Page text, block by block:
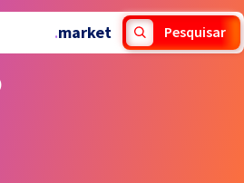
.market Pesquisar